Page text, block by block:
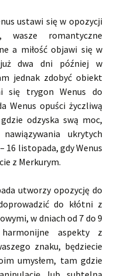
ustawi się w opozycji
wasze romantyczne
a miłość objawi się w
dwa dni później w
jednak zdobyć obiekt
się trygon Wenus do
Wenus opuści życzliwą
odzyska swą moc,
ukrytych
16 listopada, gdy Wenus
z Merkurym.
utworzy opozycję do
do kłótni z
w dniach od 7 do 9
aspekty z
znaku, będziecie
umysłem, tam gdzie